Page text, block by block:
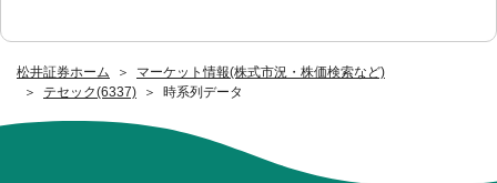
松井証券ホーム
マーケット情報(株式市況・株価検索など)
テセック(6337)
時系列データ